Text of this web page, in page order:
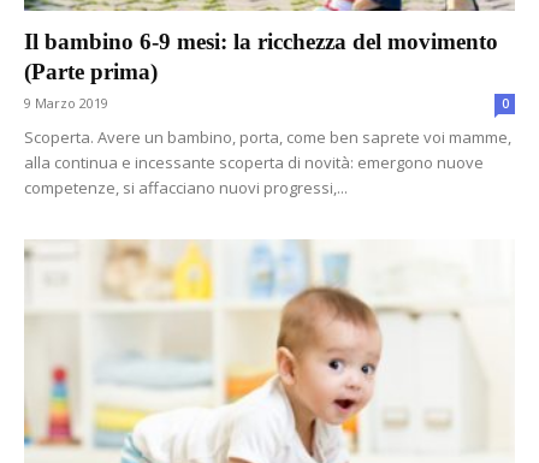
Il bambino 6-9 mesi: la ricchezza del movimento
(Parte prima)
9 Marzo 2019 0
Scoperta. Avere un bambino, porta, come ben saprete voi mamme,
alla continua e incessante scoperta di novità: emergono nuove
competenze, si affacciano nuovi progressi,...